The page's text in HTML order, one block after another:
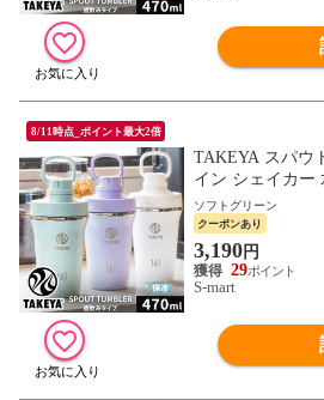
8/11時点_ポイント最大2倍
TAKEYA スパウ
イン シェイカー
イボトル 真空断
047
ソフトグリーン
クーポンあり
3,190円
29
S-mart